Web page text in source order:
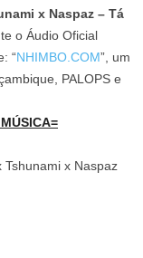
x Naspaz – Tá
o Áudio Oficial
“NHIMBO.COM”, um
PALOPS e
Tshunami x Naspaz